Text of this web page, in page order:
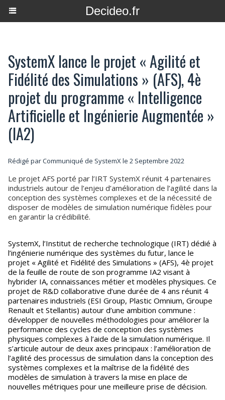
Decideo.fr
SystemX lance le projet « Agilité et
Fidélité des Simulations » (AFS), 4è
projet du programme « Intelligence
Artificielle et Ingénierie Augmentée »
(IA2)
Rédigé par Communiqué de SystemX le 2 Septembre 2022
Le projet AFS porté par l’IRT SystemX réunit 4 partenaires
industriels autour de l’enjeu d’amélioration de l’agilité dans la
conception des systèmes complexes et de la nécessité de
disposer de modèles de simulation numérique fidèles pour
en garantir la crédibilité.
SystemX, l’Institut de recherche technologique (IRT) dédié à
l’ingénierie numérique des systèmes du futur, lance le
projet « Agilité et Fidélité des Simulations » (AFS), 4è projet
de la feuille de route de son programme IA2 visant à
hybrider IA, connaissances métier et modèles physiques. Ce
projet de R&D collaborative d’une durée de 4 ans réunit 4
partenaires industriels (ESI Group, Plastic Omnium, Groupe
Renault et Stellantis) autour d’une ambition commune :
développer de nouvelles méthodologies pour améliorer la
performance des cycles de conception des systèmes
physiques complexes à l’aide de la simulation numérique. Il
s’articule autour de deux axes principaux : l’amélioration de
l’agilité des processus de simulation dans la conception des
systèmes complexes et la maîtrise de la fidélité des
modèles de simulation à travers la mise en place de
nouvelles métriques pour une meilleure prise de décision.